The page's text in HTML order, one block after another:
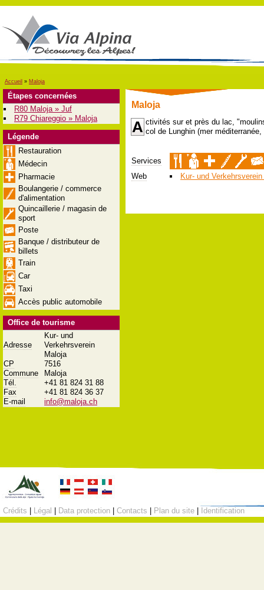
Accueil » Maloja
Étapes concernées
R80 Maloja » Juf
R79 Chiareggio » Maloja
Légende
Restauration
Médecin
Pharmacie
Boulangerie / commerce
d'alimentation
Quincaillerie / magasin de
sport
Poste
Banque / distributeur de
billets
Train
Car
Taxi
Accès public automobile
Office de tourisme
Adresse
Kur- und
Verkehrsverein
Maloja
CP
7516
Commune
Maloja
Tél.
+41 81 824 31 88
Fax
+41 81 824 36 37
E-mail
info@maloja.ch
Maloja
A ctivités sur et près du lac,
col de Lunghin (mer
Services
Web
Kur- und
Crédits Légal Data protection Contacts Plan du site Identification